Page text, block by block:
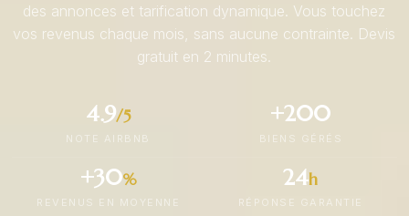
des annonces et tarification dynamique. Vous touchez
vos revenus chaque mois, sans aucune contrainte. Devis
gratuit en 2 minutes.
4.9/5
NOTE AIRBNB
+200
BIENS GÉRÉS
+30%
REVENUS EN MOYENNE
24h
RÉPONSE GARANTIE